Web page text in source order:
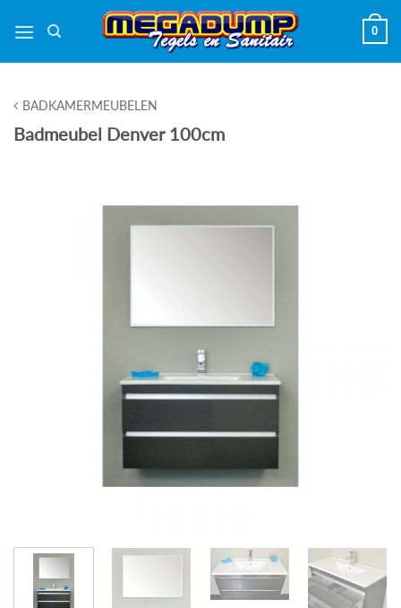
naar
0
BADKAMERMEUBELEN
Badmeubel Denver 100cm